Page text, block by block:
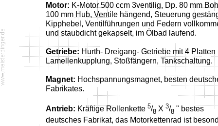
Motor: K-Motor 500 ccm 3ventilig, Dp. 80 mm
100 mm Hub, Ventile hängend, Steuerung
Kipphebel, Ventilführungen und Federn
und staubdicht gekapselt, im Ölbad laufend.
Getriebe: Hurth- Dreigang- Getriebe mit 4 Platten
Lamellenkupplung, Stoßfängern, Tankschaltung.
Magnet: Hochspannungsmagnet, besten
Fabrikates.
Antrieb: Kräftige Rollenkette 5/8 X 3/8 " bestes
deutsches Fabrikat, das Motorkettenrad ist